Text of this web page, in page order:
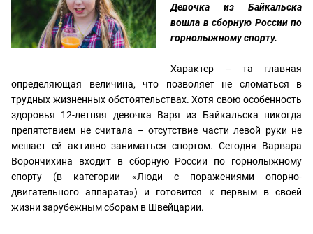
Девочка из Байкальска
вошла в сборную России по
горнолыжному спорту.
Характер – та главная
определяющая величина, что позволяет не сломаться в
трудных жизненных обстоятельствах. Хотя свою особенность
здоровья 12-летняя девочка Варя из Байкальска никогда
препятствием не считала – отсутствие части левой руки не
мешает ей активно заниматься спортом. Сегодня Варвара
Ворончихина входит в сборную России по горнолыжному
спорту (в категории «Люди с поражениями опорно-
двигательного аппарата») и готовится к первым в своей
жизни зарубежным сборам в Швейцарии.